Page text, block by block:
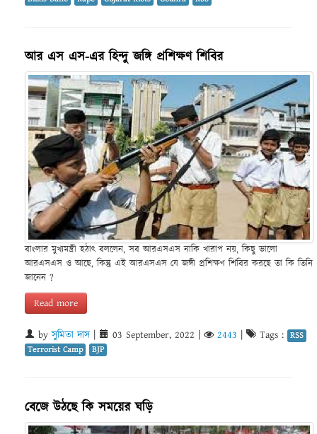
আর এস এস-এর হিন্দু জঙ্গি প্রশিক্ষণ শিবির
বাংলার মুখ্যমন্ত্রী হঠাৎ বললেন, সব আরএসএস নাকি খারাপ নয়, কিছু ভালো
আরএসএস ও আছে, কিন্তু এই আরএসএস যে জঙ্গী প্রশিক্ষণ শিবির করছে তা কি তিনি
জানেন ?
Read more
byসুমিতা দাস| 03 September, 2022 2443 Tags : RSS
Terrorist Camp
BJP
বেজে উঠছে কি সময়ের ঘড়ি